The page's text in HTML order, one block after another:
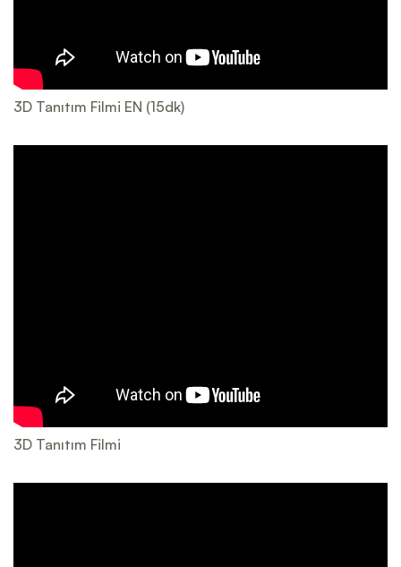
3D Tanıtım Filmi EN (15dk)
3D Tanıtım Filmi